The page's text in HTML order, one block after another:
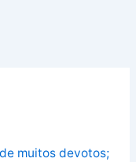
muitos devotos;